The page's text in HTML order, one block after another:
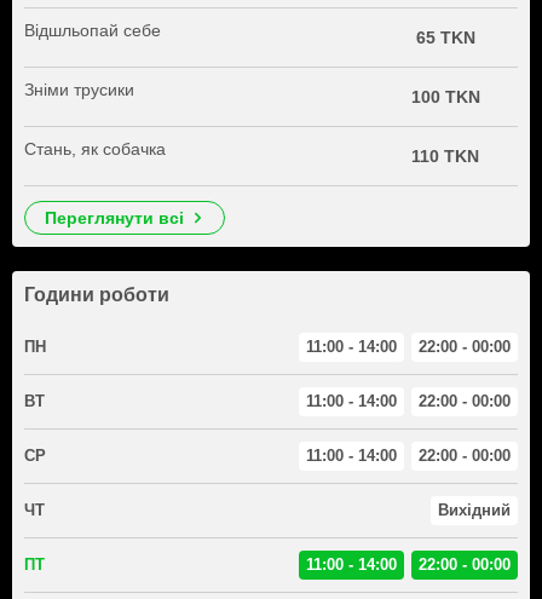
Відшльопай себе 65 TKN
Зніми трусики 100 TKN
Стань, як собачка 110 TKN
переглянути всі
Години роботи
ПН 11:00 - 14:00 22:00 - 00:00
ВТ 11:00 - 14:00 22:00 - 00:00
СР 11:00 - 14:00 22:00 - 00:00
ЧТ Вихідний
ПТ 11:00 - 14:00 22:00 - 00:00